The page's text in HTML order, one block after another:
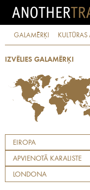
GALAMĒRĶI KULTŪRAS
IZVĒLIES GALAMĒRĶI
EIROPA
APVIENOTĀ KARALISTE
LONDONA